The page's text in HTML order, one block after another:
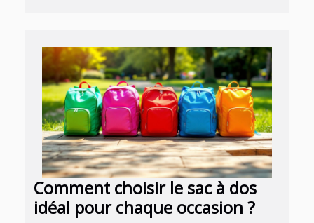
Comment choisir le sac à dos
idéal pour chaque occasion ?